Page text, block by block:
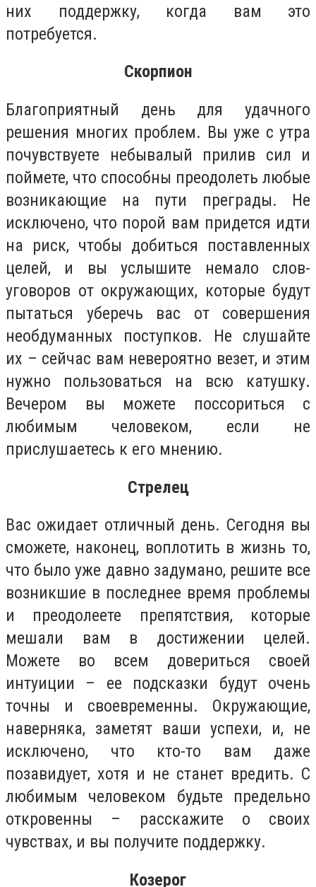
них поддержку, когда вам это
потребуется.
Скорпион
Благоприятный день для удачного
решения многих проблем. Вы уже с утра
почувствуете небывалый прилив сил и
поймете, что способны преодолеть любые
возникающие на пути преграды. Не
исключено, что порой вам придется идти
на риск, чтобы добиться поставленных
целей, и вы услышите немало слов-
уговоров от окружающих, которые будут
пытаться уберечь вас от совершения
необдуманных поступков. Не слушайте
их – сейчас вам невероятно везет, и этим
нужно пользоваться на всю катушку.
Вечером вы можете поссориться с
любимым человеком, если не
прислушаетесь к его мнению.
Стрелец
Вас ожидает отличный день. Сегодня вы
сможете, наконец, воплотить в жизнь то,
что было уже давно задумано, решите все
возникшие в последнее время проблемы
и преодолеете препятствия, которые
мешали вам в достижении целей.
Можете во всем довериться своей
интуиции – ее подсказки будут очень
точны и своевременны. Окружающие,
наверняка, заметят ваши успехи, и, не
исключено, что кто-то вам даже
позавидует, хотя и не станет вредить. С
любимым человеком будьте предельно
откровенны – расскажите о своих
чувствах, и вы получите поддержку.
Козерог